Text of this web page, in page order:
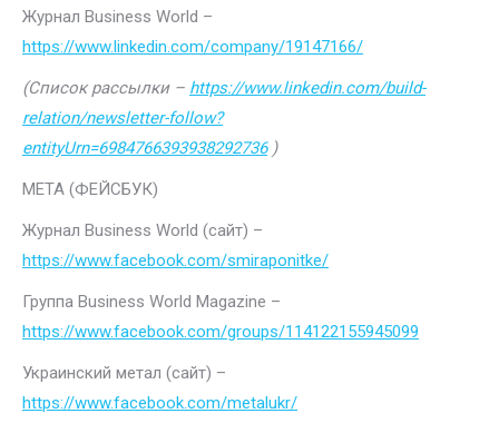
Журнал Business World –
https://www.linkedin.com/company/19147166/
(Список рассылки – https://www.linkedin.com/build-
relation/newsletter-follow?
entityUrn=6984766393938292736)
МЕТА (ФЕЙСБУК)
Журнал Business World (сайт) –
https://www.facebook.com/smiraponitke/
Группа Business World Magazine –
https://www.facebook.com/groups/114122155945099
Украинский метал (сайт) –
https://www.facebook.com/metalukr/